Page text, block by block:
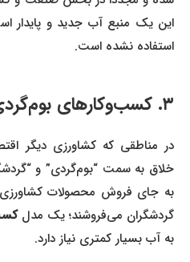
این یک منبع آب جدید و پایدار
استفاده نشده است.
۳. کسب‌وکارهای بوم‌گردی
در مناطقی که کشاورزی دیگر
خلاق به سمت “بوم‌گردی” و
به جای فروش محصولات کشاورزی،
گردشگران می‌فروشند؛ یک مدل
به آب بسیار کمتری نیاز دارد.